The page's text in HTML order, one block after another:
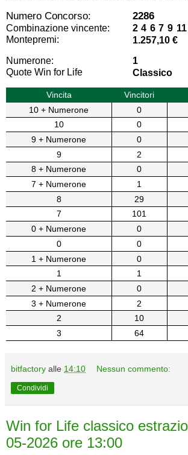
Numero Concorso: 2286
Combinazione vincente:
2 4 6 7 9
Montepremi:
1.257,10 €
Numerone:
1
Quote Win for Life
Classico
Vincita Vincitori
10 + Numerone
0
10
0
9 + Numerone
0
9
2
8 + Numerone
0
7 + Numerone
1
8
29
7
101
0 + Numerone
0
0
0
1 + Numerone
0
1
1
2 + Numerone
0
3 + Numerone
2
2
10
3
64
bitfactory alle 14:10 Nessun commento:
Condividi
Win for Life classico
05-2026 ore 13:00